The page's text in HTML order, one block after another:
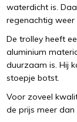
waterdicht is.
regenachtig
De trolley heeft
aluminium
duurzaam is. Hij
stoepje botst.
Voor zoveel
de prijs meer dan